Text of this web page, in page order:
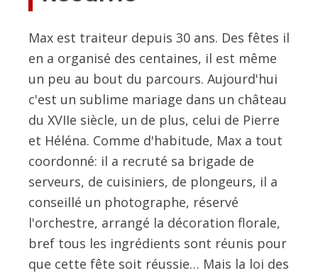
Max est traiteur depuis 30 ans. Des fêtes il
en a organisé des centaines, il est même
un peu au bout du parcours. Aujourd'hui
c'est un sublime mariage dans un château
du XVIIe siècle, un de plus, celui de Pierre
et Héléna. Comme d'habitude, Max a tout
coordonné: il a recruté sa brigade de
serveurs, de cuisiniers, de plongeurs, il a
conseillé un photographe, réservé
l'orchestre, arrangé la décoration florale,
bref tous les ingrédients sont réunis pour
que cette fête soit réussie… Mais la loi des